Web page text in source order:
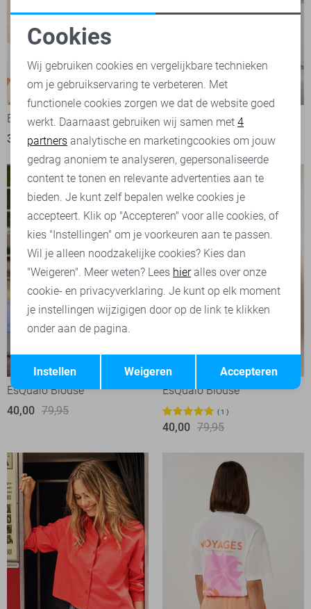
-50%
EsQualo T-shirt
35,00 69,95
EsQualo Blouse
40,00 79,95
EsQualo Blouse
40,00 79,95
EsQualo Blouse
1
40,00 79,95
Noodzakelijke cookies
Personalisatie cookies
Analytische cookies
Marketing cookies
Terug Opslaan
Cookies
Wij gebruiken cookies en vergelijkbare technieken
om je gebruikservaring te verbeteren. Met
functionele cookies zorgen we dat de website goed
werkt. Daarnaast gebruiken wij samen met 4
partners analytische en marketingcookies om jouw
gedrag anoniem te analyseren, gepersonaliseerde
content te tonen en relevante advertenties aan te
bieden. Je kunt zelf bepalen welke cookies je
accepteert. Klik op "Accepteren" voor alle cookies, of
kies "Instellingen" om je voorkeuren aan te passen.
Wil je alleen noodzakelijke cookies? Kies dan
"Weigeren". Meer weten? Lees hieralles over onze
cookie- en privacyverklaring. Je kunt op elk moment
je instellingen wijzigigen door op de link te klikken
onder aan de pagina.
Accepteren
Weigeren
Instellen